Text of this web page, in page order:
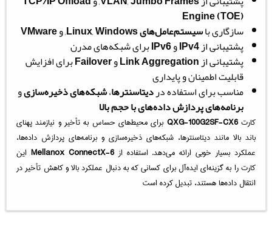
Engine (TOE)
سازگاری باسیستم‌عامل‌های Linux ,Windows , وVMware
پشتیبانی ازIPv4وIPv6برای شبکه‌های مدرن
پشتیبانی ازLink AggregationوFailoverبرای افزایش
قابلیت اطمینان و پایداری
مناسب برای استفاده دردیتاسنترها،شبکه‌های ذخیره‌سازیو
برنامه‌های پردازش داده‌های با حجم بالا
کارتQXG-100G2SF-CX6 برای محیط‌های حساس به تأخیر و نیازمند پهنای
باند بالا مانند دیتاسنترها، شبکه‌های ذخیره‌سازی و برنامه‌های پردازش داده‌ها،
عملکرد بسیار خوبی ارائه می‌دهد. استفاده ازMellanox ConnectX-6 این
کارت را به گزینه‌ای ایده‌آل برای کسانی که به دنبال عملکرد بالا و کاهش تأخیر در
انتقال داده‌ها هستند، تبدیل کرده است